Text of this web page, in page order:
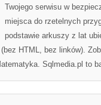
Twojego serwisu w
miejsca do rzetelnych
podstawie arkuszy z lat
HTML, bez linków).
Sqlmedia.pl to